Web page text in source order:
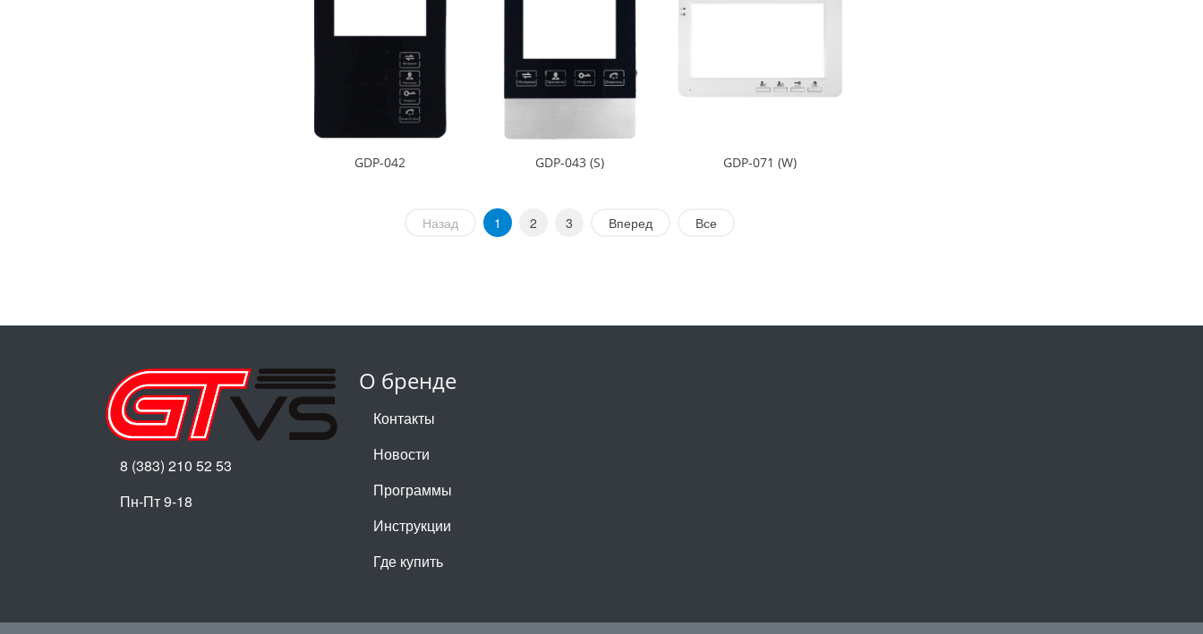
GDP-042 GDP-043 (S) GDP-071 (W)
Назад 1 2 3 Вперед Все
О бренде
Контакты
Новости
Программы
Инструкции
Где купить
8 (383) 210 52 53
Пн-Пт 9-18